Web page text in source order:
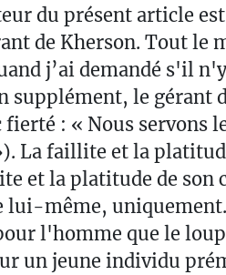
du présent article
de Kherson. Tout le
j’ai demandé s'il
supplément, le gérant
fierté : « Nous servons
La faillite et la
et la platitude de son
lui-même,
l'homme que le
un jeune individu